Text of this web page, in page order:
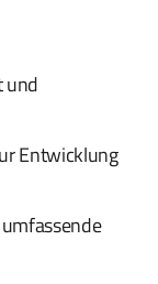
und
Entwicklung